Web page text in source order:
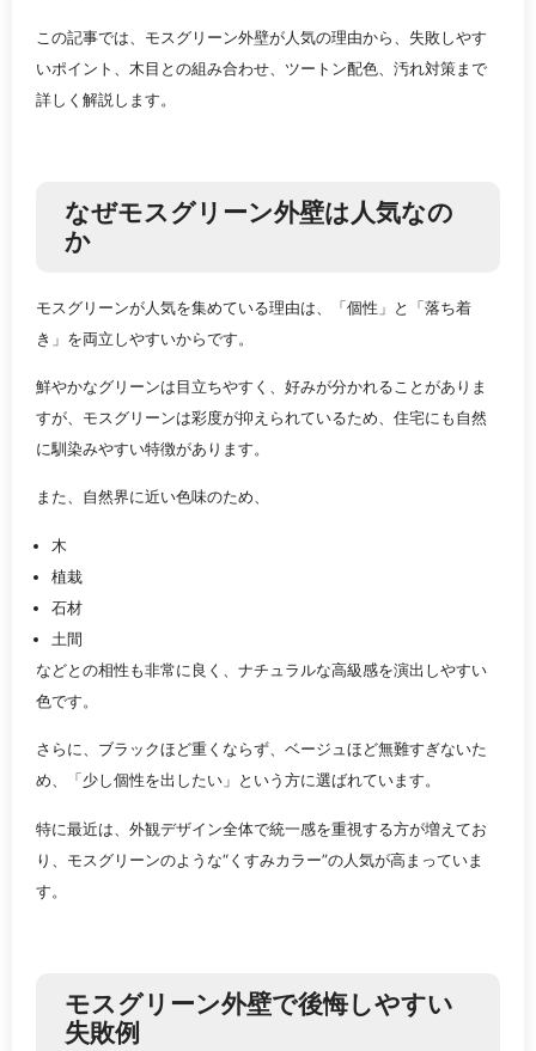
この記事では、モスグリーン外壁が人気の理由から、失敗しやす
いポイント、木目との組み合わせ、ツートン配色、汚れ対策まで
詳しく解説します。
なぜモスグリーン外壁は人気なの
か
モスグリーンが人気を集めている理由は、「個性」と「落ち着
き」を両立しやすいからです。
鮮やかなグリーンは目立ちやすく、好みが分かれることがありま
すが、モスグリーンは彩度が抑えられているため、住宅にも自然
に馴染みやすい特徴があります。
また、自然界に近い色味のため、
木
植栽
石材
土間
などとの相性も非常に良く、ナチュラルな高級感を演出しやすい
色です。
さらに、ブラックほど重くならず、ベージュほど無難すぎないた
め、「少し個性を出したい」という方に選ばれています。
特に最近は、外観デザイン全体で統一感を重視する方が増えてお
り、モスグリーンのような“くすみカラー”の人気が高まっていま
す。
モスグリーン外壁で後悔しやすい
失敗例